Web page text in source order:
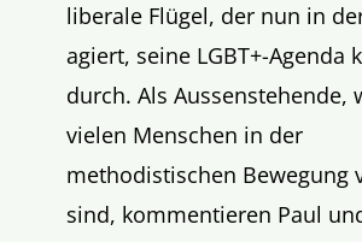
liberale Flügel, der nun in
agiert, seine LGBT+-Agenda
durch. Als Aussenstehende,
vielen Menschen in der
methodistischen Bewegung
sind, kommentieren Paul